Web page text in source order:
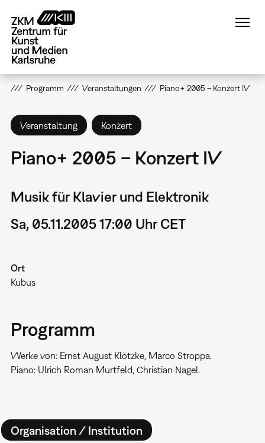
zum
Inhalt
Programm Veranstaltungen Piano+ 2005 – Konzert IV
Veranstaltung Konzert
Piano+ 2005 – Konzert IV
Musik für Klavier und Elektronik
Sa, 05.11.2005 17:00 Uhr CET
Ort
Kubus
Programm
Werke von: Ernst August Klötzke, Marco Stroppa.
Piano: Ulrich Roman Murtfeld, Christian Nagel.
Organisation / Institution